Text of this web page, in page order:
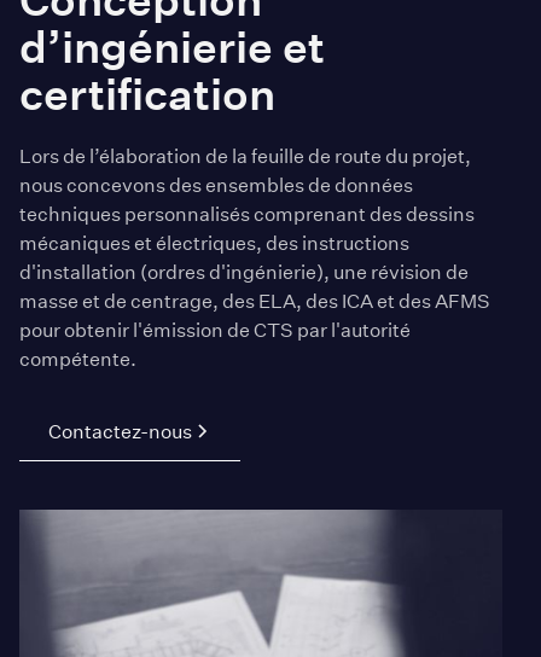
d’ingénierie et
certification
Lors de l’élaboration de la feuille de route du projet,
nous concevons des ensembles de données
techniques personnalisés comprenant des dessins
mécaniques et électriques, des instructions
d'installation (ordres d'ingénierie), une révision de
masse et de centrage, des ELA, des ICA et des AFMS
pour obtenir l'émission de CTS par l'autorité
compétente.
Contactez-nous